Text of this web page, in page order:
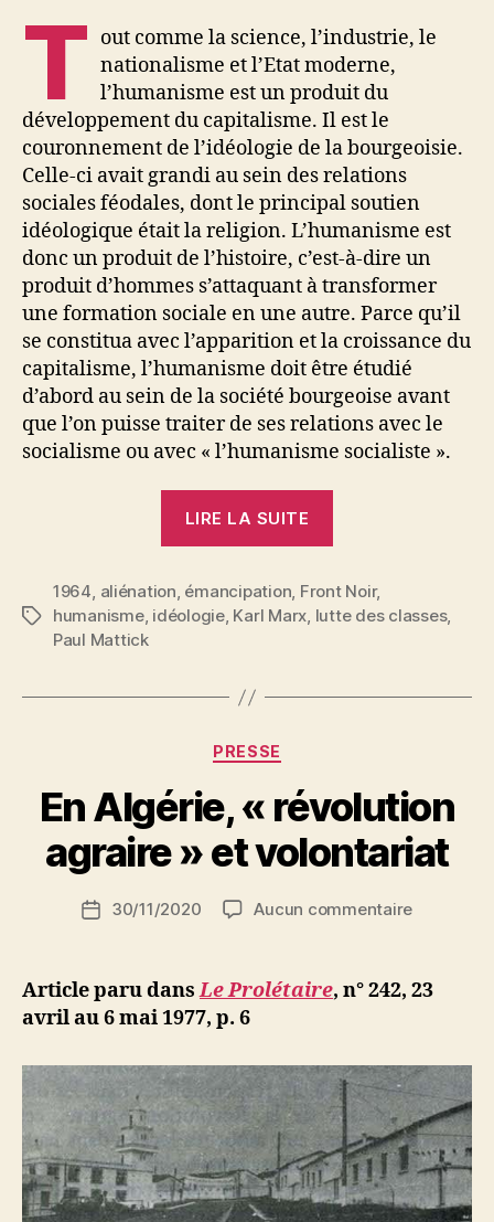
T out comme la science, l’industrie, le
nationalisme et l’Etat moderne,
l’humanisme est un produit du
développement du capitalisme. Il est le
couronnement de l’idéologie de la bourgeoisie.
Celle-ci avait grandi au sein des relations
sociales féodales, dont le principal soutien
idéologique était la religion. L’humanisme est
donc un produit de l’histoire, c’est-à-dire un
produit d’hommes s’attaquant à transformer
une formation sociale en une autre. Parce qu’il
se constitua avec l’apparition et la croissance du
capitalisme, l’humanisme doit être étudié
d’abord au sein de la société bourgeoise avant
que l’on puisse traiter de ses relations avec le
socialisme ou avec « l’humanisme socialiste ».
LIRE LA SUITE
Humanisme
et
Étiquettes
1964, aliénation, émancipation, Front Noir,
humanisme, idéologie, Karl Marx, lutte des classes,
Paul Mattick
Catégories
PRESSE
En Algérie, « révolution
agraire » et volontariat
P
a
S
N
ji
Date30/11/2020 Aucun commentairesur
«
et
Article paru dansLe Prolétaire, n° 242, 23
avril au 6 mai 1977, p. 6